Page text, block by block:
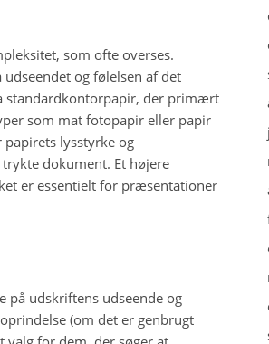
som ofte overses.
og følelsen af det
standardkontorpapir, der primært
som mat fotopapir eller papir
lysstyrke og
dokument. Et højere
er essentielt for præsentationer
på udskriftens udseende og
(om det er genbrugt